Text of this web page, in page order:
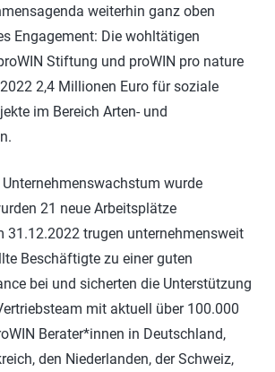
weiterhin ganz oben
Engagement: Die wohltätigen
Stiftung und proWIN pro nature
2,4 Millionen Euro für soziale
im Bereich Arten- und
wurde
21 neue Arbeitsplätze
31.12.2022 trugen unternehmensweit
Beschäftigte zu einer guten
bei und sicherten die Unterstützung
mit aktuell über 100.000
Berater*innen in Deutschland,
den Niederlanden, der Schweiz,